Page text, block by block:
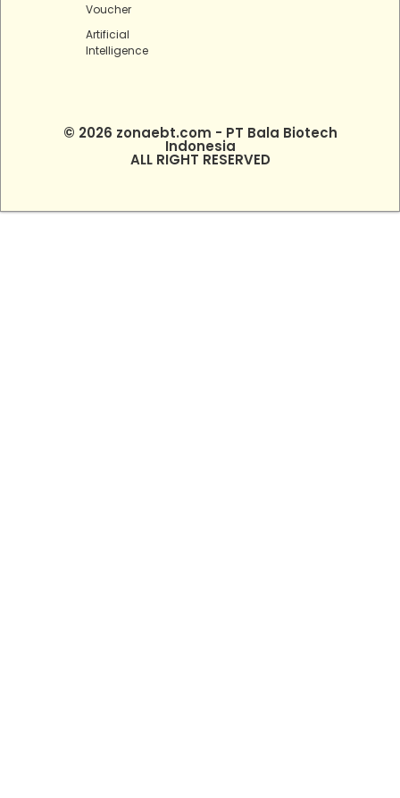
Voucher
Artificial
Intelligence
© 2026 zonaebt.com - PT Bala Biotech
Indonesia
ALL RIGHT RESERVED